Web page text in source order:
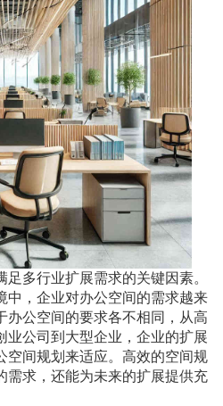
多行业扩展需求的关键因素。
中，企业对办公空间的需求越来
办公空间的要求各不相同，从高
业公司到大型企业，企业的扩展
空间规划来适应。高效的空间规
需求，还能为未来的扩展提供充